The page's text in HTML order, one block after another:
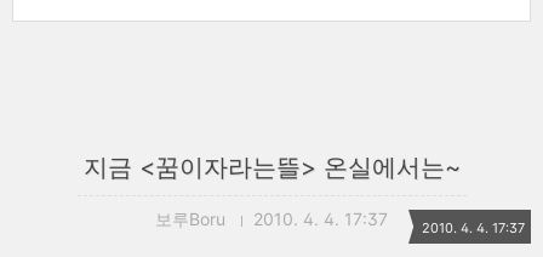
지금 <꿈이자라는뜰> 온실에서는~
보루Boru 2010. 4. 4. 17:37 2010. 4. 4. 17:37